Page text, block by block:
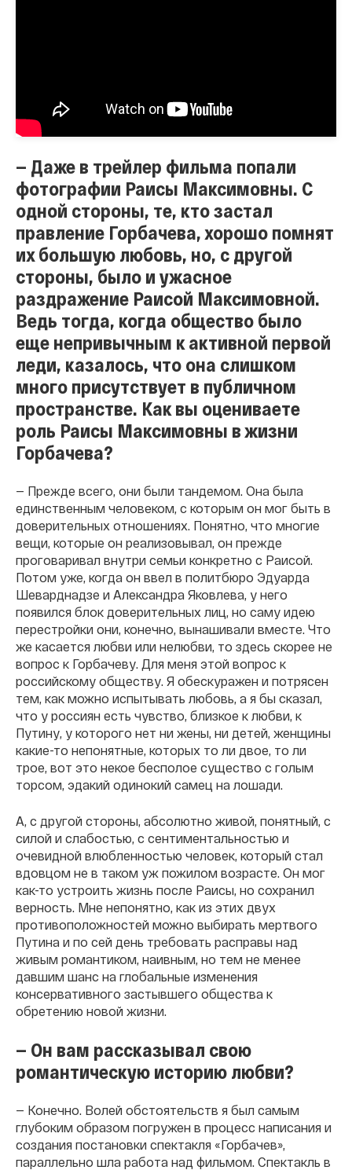
— Даже в трейлер фильма попали
фотографии Раисы Максимовны. С
одной стороны, те, кто застал
правление Горбачева, хорошо помнят
их большую любовь, но, с другой
стороны, было и ужасное
раздражение Раисой Максимовной.
Ведь тогда, когда общество было
еще непривычным к активной первой
леди, казалось, что она слишком
много присутствует в публичном
пространстве. Как вы оцениваете
роль Раисы Максимовны в жизни
Горбачева?
— Прежде всего, они были тандемом. Она была
единственным человеком, с которым он мог быть в
доверительных отношениях. Понятно, что многие
вещи, которые он реализовывал, он прежде
проговаривал внутри семьи конкретно с Раисой.
Потом уже, когда он ввел в политбюро Эдуарда
Шеварднадзе и Александра Яковлева, у него
появился блок доверительных лиц, но саму идею
перестройки они, конечно, вынашивали вместе. Что
же касается любви или нелюбви, то здесь скорее не
вопрос к Горбачеву. Для меня этой вопрос к
российскому обществу. Я обескуражен и потрясен
тем, как можно испытывать любовь, а я бы сказал,
что у россиян есть чувство, близкое к любви, к
Путину, у которого нет ни жены, ни детей, женщины
какие-то непонятные, которых то ли двое, то ли
трое, вот это некое бесполое существо с голым
торсом, эдакий одинокий самец на лошади.
А, с другой стороны, абсолютно живой, понятный, с
силой и слабостью, с сентиментальностью и
очевидной влюбленностью человек, который стал
вдовцом не в таком уж пожилом возрасте. Он мог
как-то устроить жизнь после Раисы, но сохранил
верность. Мне непонятно, как из этих двух
противоположностей можно выбирать мертвого
Путина и по сей день требовать расправы над
живым романтиком, наивным, но тем не менее
давшим шанс на глобальные изменения
консервативного застывшего общества к
обретению новой жизни.
— Он вам рассказывал свою
романтическую историю любви?
— Конечно. Волей обстоятельств я был самым
глубоким образом погружен в процесс написания и
создания постановки спектакля «Горбачев»,
параллельно шла работа над фильмом. Спектакль в